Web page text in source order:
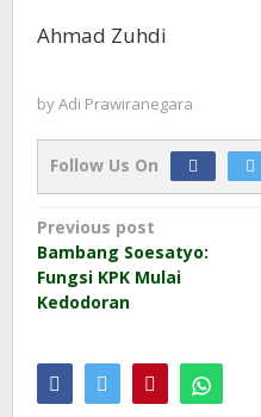
Ahmad Zuhdi
byAdi Prawiranegara
Follow Us On
Post
navigation
Previous post
Bambang Soesatyo:
Fungsi KPK Mulai
Kedodoran